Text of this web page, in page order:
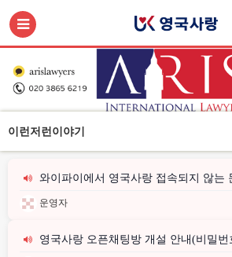
이런저런이야기
와이파이에서 영국사랑 접속되지 않는
운영자
영국사랑 오픈채팅방 개설 안내(비밀번